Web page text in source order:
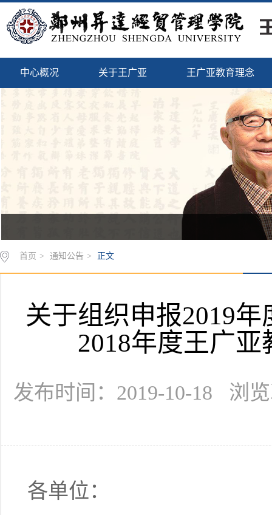
中心概况 关于王广亚 王广亚教育理念
首页 > 通知公告 > 正文
关于组织申报2019
2018年度王广
发布时间：2019-10-18 浏
各单位：